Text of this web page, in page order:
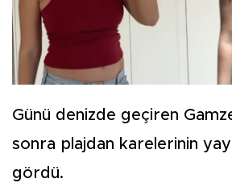
Günü denizde geçiren
sonra plajdan karelerinin
gördü.